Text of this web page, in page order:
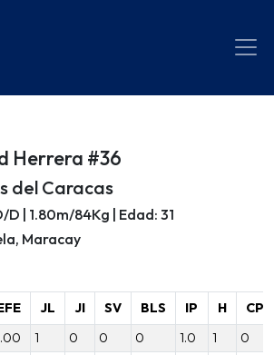
Herrera #36
del Caracas
D | 1.80m/84Kg | Edad: 31
Maracay
JL JI SV BLS IP H
CP
1 0 0 0 1.0 1
0